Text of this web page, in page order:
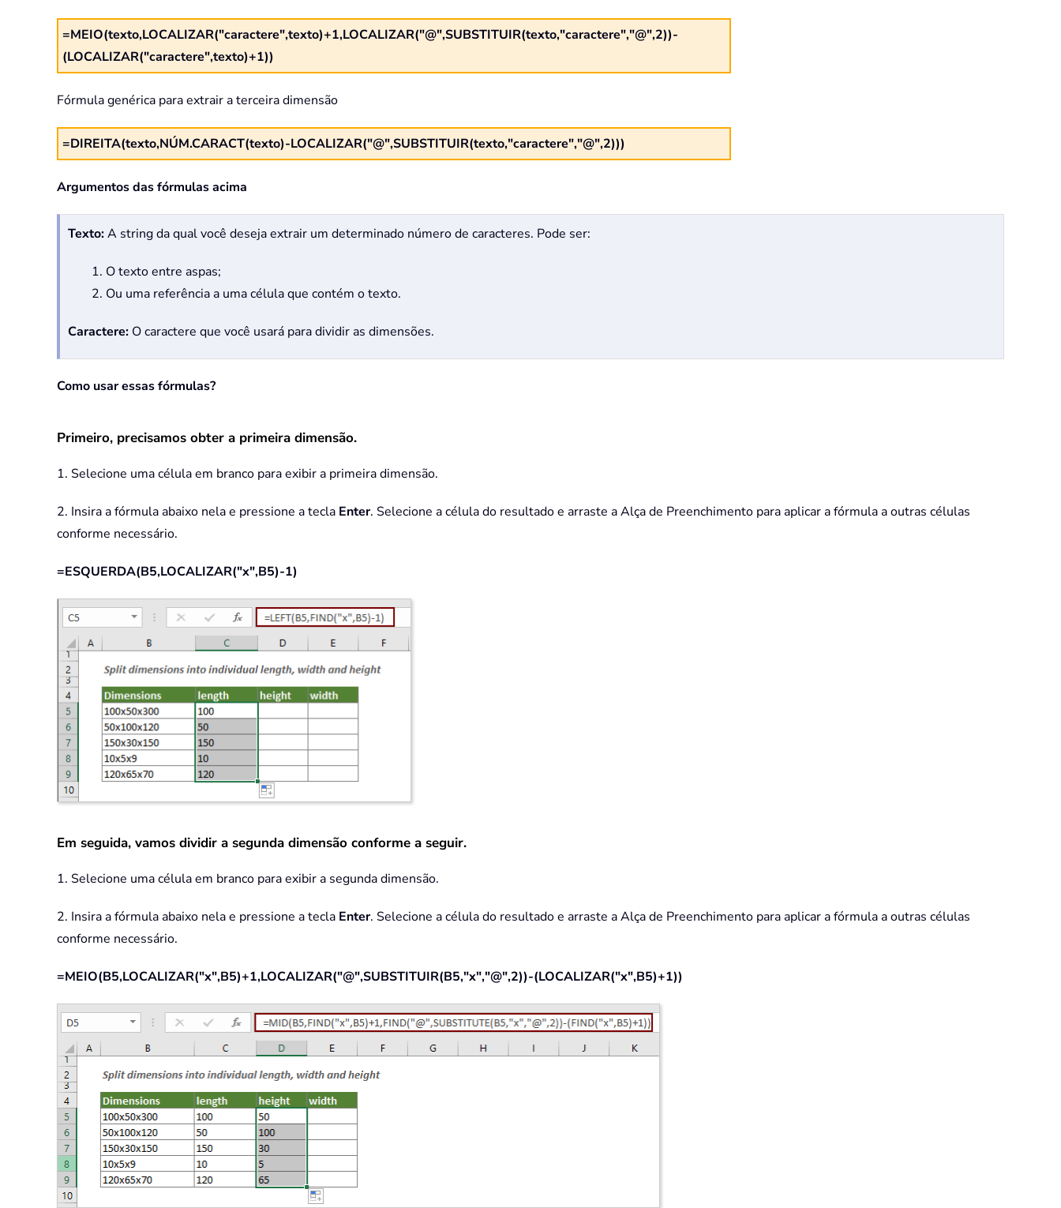
=MEIO(texto,LOCALIZAR("caractere",texto)+1,LOCALIZAR("@",SUBSTITUIR(texto,"caractere","@",2))-
(LOCALIZAR("caractere",texto)+1))
Fórmula genérica para extrair a terceira dimensão
=DIREITA(texto,NÚM.CARACT(texto)-LOCALIZAR("@",SUBSTITUIR(texto,"caractere","@",2)))
Argumentos das fórmulas acima
Texto:A string da qual você deseja extrair um determinado número de caracteres. Pode ser:
1. O texto entre aspas;
2. Ou uma referência a uma célula que contém o texto.
Caractere: O caractere que você usará para dividir as dimensões.
Como usar essas fórmulas?
Primeiro, precisamos obter a primeira dimensão.
1. Selecione uma célula em branco para exibir a primeira dimensão.
2. Insira a fórmula abaixo nela e pressione a tecla Enter. Selecione a célula do resultado e arraste a Alça de Preenchimento para aplicar a fórmula a outras células
conforme necessário.
=ESQUERDA(B5,LOCALIZAR("x",B5)-1)
Em seguida, vamos dividir a segunda dimensão conforme a seguir.
1. Selecione uma célula em branco para exibir a segunda dimensão.
2. Insira a fórmula abaixo nela e pressione a tecla Enter. Selecione a célula do resultado e arraste a Alça de Preenchimento para aplicar a fórmula a outras células
conforme necessário.
=MEIO(B5,LOCALIZAR("x",B5)+1,LOCALIZAR("@",SUBSTITUIR(B5,"x","@",2))-(LOCALIZAR("x",B5)+1))